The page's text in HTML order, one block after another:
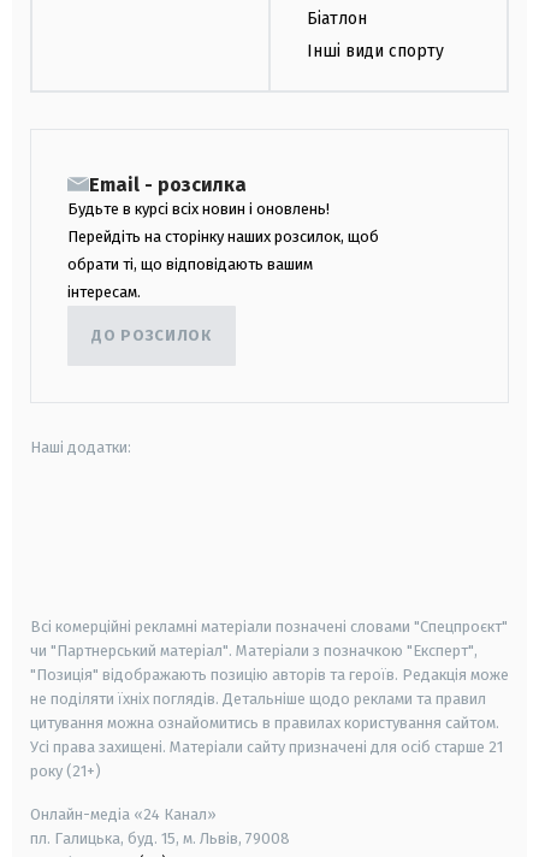
Біатлон
Інші види спорту
Email - розсилка
Будьте в курсі всіх новин і оновлень!
Перейдіть на сторінку наших розсилок, щоб
обрати ті, що відповідають вашим
інтересам.
ДО РОЗСИЛОК
Наші додатки:
Всі комерційні рекламні матеріали позначені словами "Спецпроєкт"
чи "Партнерський матеріал". Матеріали з позначкою "Експерт",
"Позиція" відображають позицію авторів та героїв. Редакція може
не поділяти їхніх поглядів. Детальніше щодо реклами та правил
цитування можна ознайомитись в правилах користування сайтом.
Усі права захищені. Матеріали сайту призначені для осіб старше 21
року (21+)
Онлайн-медіа «24 Канал»
пл. Галицька, буд. 15, м. Львів, 79008